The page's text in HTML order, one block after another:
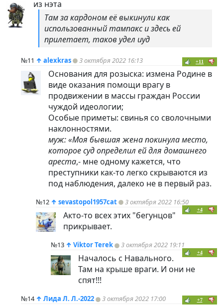
из нэта
Там за кардоном её выкинули как
использованный тампакс и здесь ей
прилетает, таков удел иуд
№11 ↑ alexkras 3 октября 2022 16:13 +11
Основания для розыска: измена Родине в
виде оказания помощи врагу в
продвижении в массы граждан России
чуждой идеологии;
Особые приметы: свинья со сволочными
наклонностями.
муж: «Моя бывшая жена покинула место,
которое суд определил ей для домашнего
ареста,- мне одному кажется, что
преступники как-то легко скрываются из
под наблюдения, далеко не в первый раз.
№12 ↑ sevastopol1957cat 3 октября 2022 16:50
+4
Акто-то всех этих "бегунцов"
прикрывает.
№13 ↑ Viktor Terek 3 октября 2022 19:11
+4
Началось с Навального.
Там на крыше враги. И они не
спят!!!
№14 ↑ Лида Л. Л.-2022 3 октября 2022 17:00 +7